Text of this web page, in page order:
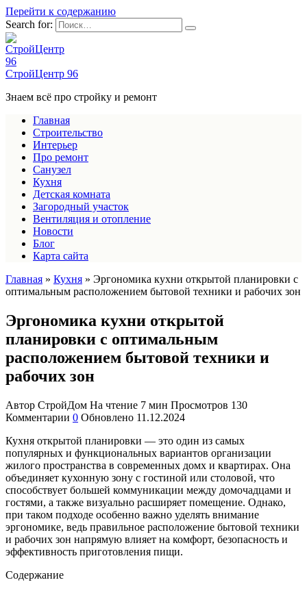
Перейти к содержанию
Search for:
СтройЦентр 96
Знаем всё про стройку и ремонт
Главная
Строительство
Интерьер
Про ремонт
Санузел
Кухня
Детская комната
Загородный участок
Вентиляция и отопление
Новости
Блог
Карта сайта
Главная » Кухня » Эргономика кухни открытой планировки с
оптимальным расположением бытовой техники и рабочих зон
Эргономика кухни открытой
планировки с оптимальным
расположением бытовой техники и
рабочих зон
Автор СтройДом На чтение 7 мин Просмотров 130
Комментарии 0 Обновлено 11.12.2024
Кухня открытой планировки — это один из самых
популярных и функциональных вариантов организации
жилого пространства в современных домх и квартирах. Она
объединяет кухонную зону с гостиной или столовой, что
способствует большей коммуникации между домочадцами и
гостями, а также визуально расширяет помещение. Однако,
при таком подходе особенно важно уделять внимание
эргономике, ведь правильное расположение бытовой техники
и рабочих зон напрямую влияет на комфорт, безопасность и
эффективность приготовления пищи.
Содержание